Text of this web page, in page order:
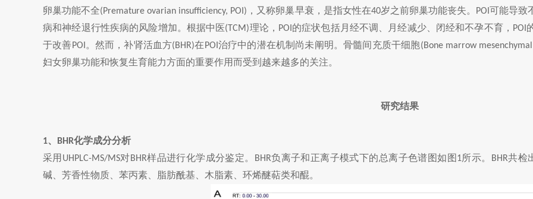
卵巢功能不全(Premature ovarian insufficiency, POI) ，又称卵巢早衰，是指女性在40岁之前卵巢功能丧失。 POI 可能导致
病和神经退行性疾病的风险增加。根据中医(TCM)理论， POI 的症状包括月经不调、月经减少、闭经和不孕不育， POI
于改善POI 。然而，补肾活血方(BHR)在 POI 治疗中的潜在机制尚未阐明。骨髓间充质干细胞(Bone marrow
妇女卵巢功能和恢复生育能力方面的重要作用而受到越来越多的关注。
研究结果
1、 BHR化学成分分析
采用 UHPLC-MS/MS对BHR样品进行化学成分鉴定。 BHR负离子和正离子模式下的总离子色谱图如图 1所示。 BHR共检
碱、芳香性物质、苯丙素、脂肪酰基、木脂素、环烯醚萜类和醌。